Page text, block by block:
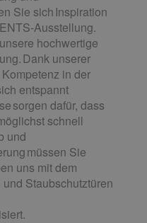
Sie sich Inspiration
Ausstellung.
hochwertige
Dank unserer
in der
entspannt
sorgen dafür, dass
schnell
und
müssen Sie
uns mit dem
Staubschutztüren